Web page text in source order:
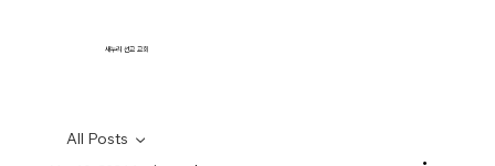
새누리 선교 교회
All Posts